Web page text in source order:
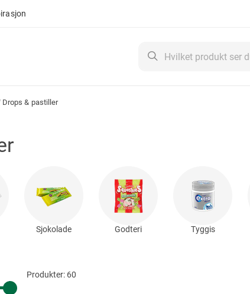
Drops & pastiller
Sjokolade Godteri Tyggis
Produkter: 60